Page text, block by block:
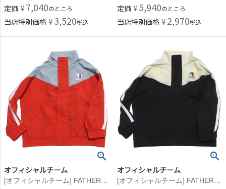
定価 ¥ 7,040のところ
当店特別価格 ¥ 3,520税込
定価 ¥ 5,940のところ
当店特別価格 ¥ 2,970税込
オフィシャルチーム オフィシャルチーム